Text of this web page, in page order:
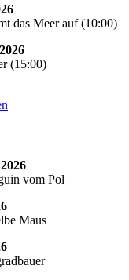
das Meer auf(10:00)
(15:00)
vom Pol
Maus